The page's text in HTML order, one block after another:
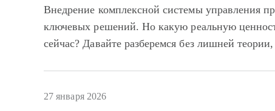
Внедрение комплексной системы управления
ключевых решений. Но какую реальную
сейчас? Давайте разберемся без лишней
27 января 2026